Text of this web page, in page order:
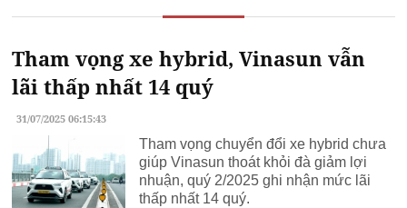
Tham vọng xe hybrid, Vinasun vẫn
lãi thấp nhất 14 quý
31/07/2025 06:15:43
Tham vọng chuyển đổi xe hybrid chưa
giúp Vinasun thoát khỏi đà giảm lợi
nhuận, quý 2/2025 ghi nhận mức lãi
thấp nhất 14 quý.